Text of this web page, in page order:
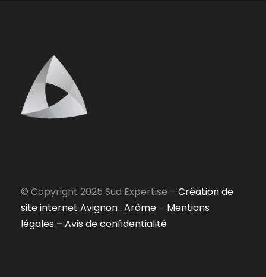
© Copyright 2025 Sud Expertise – Création de
site internet Avignon : Arôme – Mentions
légales – Avis de confidentialité